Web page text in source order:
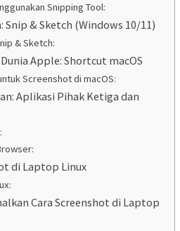
Snipping Tool:
Snip & Sketch (Windows 10/11)
& Sketch:
Apple: Shortcut macOS
Screenshot di macOS:
Aplikasi Pihak Ketiga dan
di Laptop Linux
Cara Screenshot di Laptop